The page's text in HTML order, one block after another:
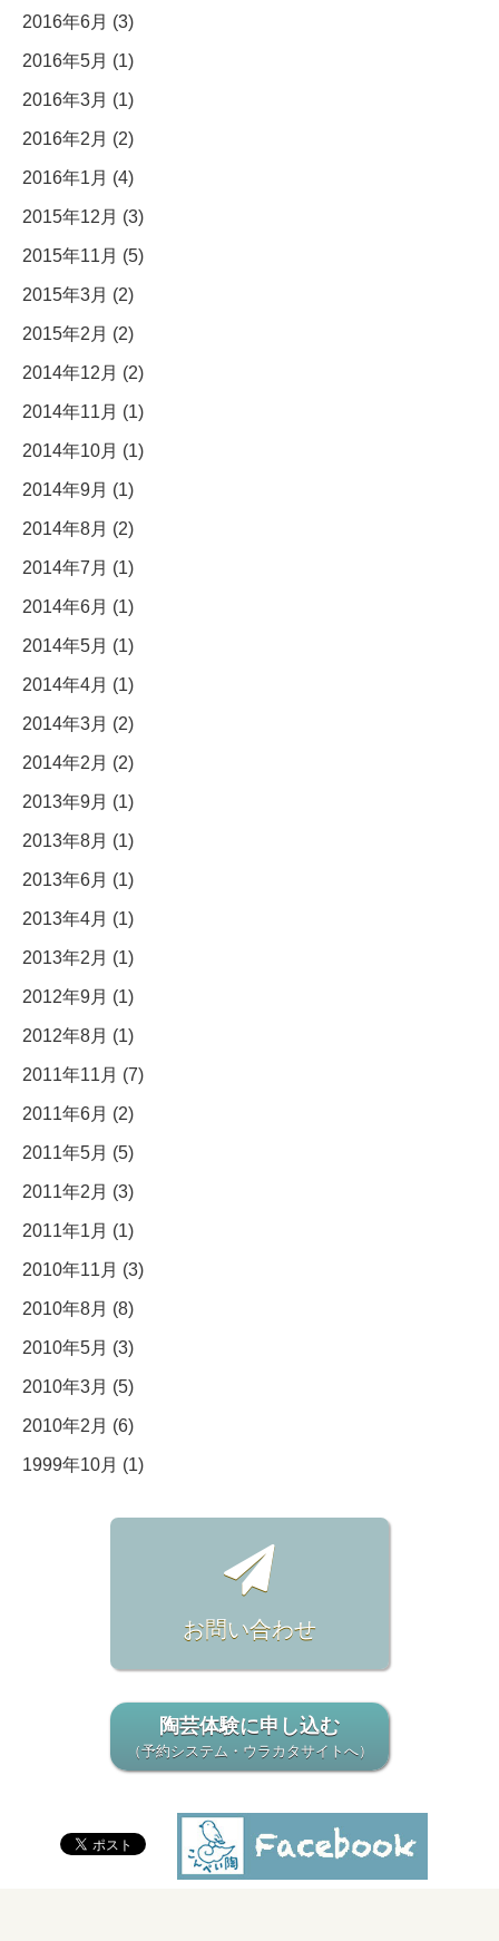
2016年6月 (3)
2016年5月 (1)
2016年3月 (1)
2016年2月 (2)
2016年1月 (4)
2015年12月 (3)
2015年11月 (5)
2015年3月 (2)
2015年2月 (2)
2014年12月 (2)
2014年11月 (1)
2014年10月 (1)
2014年9月 (1)
2014年8月 (2)
2014年7月 (1)
2014年6月 (1)
2014年5月 (1)
2014年4月 (1)
2014年3月 (2)
2014年2月 (2)
2013年9月 (1)
2013年8月 (1)
2013年6月 (1)
2013年4月 (1)
2013年2月 (1)
2012年9月 (1)
2012年8月 (1)
2011年11月 (7)
2011年6月 (2)
2011年5月 (5)
2011年2月 (3)
2011年1月 (1)
2010年11月 (3)
2010年8月 (8)
2010年5月 (3)
2010年3月 (5)
2010年2月 (6)
1999年10月 (1)
お問い合わせ
陶芸体験に申し込む
（予約システム・ウラカタサイトへ）